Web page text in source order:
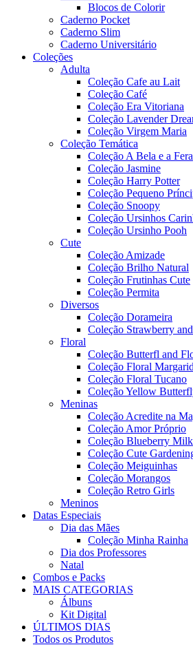
Blocos de Colorir
Caderno Pocket
Caderno Slim
Caderno Universitário
Coleções
Adulta
Coleção Cafe au Lait
Coleção Café
Coleção Era Vitoriana
Coleção Lavender
Coleção Virgem Maria
Coleção Temática
Coleção A Bela e a Fera
Coleção Jasmine
Coleção Harry Potter
Coleção Pequeno
Coleção Snoopy
Coleção Ursinhos
Coleção Ursinho Pooh
Cute
Coleção Amizade
Coleção Brilho Natural
Coleção Frutinhas Cute
Coleção Permita
Diversos
Coleção Dorameira
Coleção Strawberry
Floral
Coleção Butterfl and
Coleção Floral
Coleção Floral Tucano
Coleção Yellow
Meninas
Coleção Acredite na
Coleção Amor Próprio
Coleção Blueberry Milk
Coleção Cute
Coleção Meiguinhas
Coleção Morangos
Coleção Retro Girls
Meninos
Datas Especiais
Dia das Mães
Coleção Minha Rainha
Dia dos Professores
Natal
Combos e Packs
MAIS CATEGORIAS
Álbuns
Kit Digital
ÚLTIMOS DIAS
Todos os Produtos